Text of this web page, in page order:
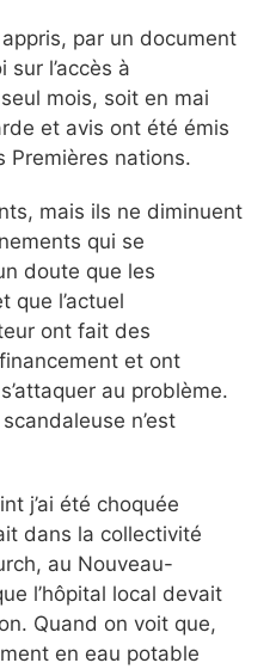
par un document
l’accès à
mois, soit en mai
et avis ont été émis
Premières nations.
mais ils ne diminuent
qui se
doute que les
que l’actuel
ont fait des
et ont
au problème.
n’est
j’ai été choquée
dans la collectivité
au Nouveau-
l’hôpital local devait
Quand on voit que,
en eau potable